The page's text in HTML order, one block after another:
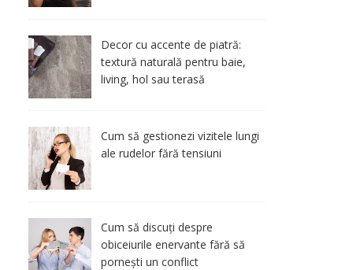
Decor cu accente de piatră:
textură naturală pentru baie,
living, hol sau terasă
Cum să gestionezi vizitele lungi
ale rudelor fără tensiuni
Cum să discuți despre
obiceiurile enervante fără să
pornești un conflict